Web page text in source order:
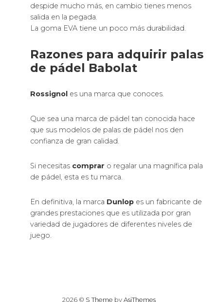
despide mucho más, en cambio tienes menos
salida en la pegada.
La goma EVA tiene un poco más durabilidad.
Razones para adquirir palas
de pádel Babolat
Rossignol es una marca que conoces.
Que sea una marca de pádel tan conocida hace
que sus modelos de palas de pádel nos den
confianza de gran calidad.
Si necesitas comprar o regalar una magnífica pala
de pádel, esta es tu marca.
En definitiva, la marca Dunlop es un fabricante de
grandes prestaciones que es utilizada por gran
variedad de jugadores de diferentes niveles de
juego.
2026 © S Theme by AsiThemes